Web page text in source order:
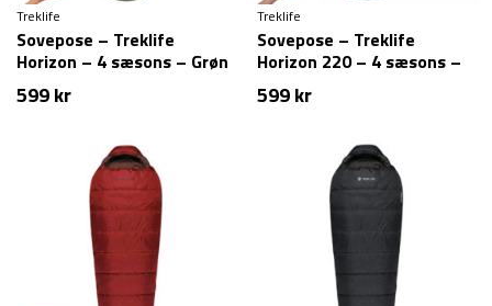
Treklife
Sovepose – Treklife
Horizon – 4 sæsons – Grøn
599kr
Treklife
Sovepose – Treklife
Horizon 220 – 4 sæsons –
Blå
599kr